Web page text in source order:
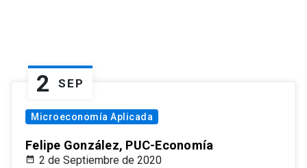
2 SEP
Microeconomía Aplicada
Felipe González, PUC-Economía
2 de Septiembre de 2020